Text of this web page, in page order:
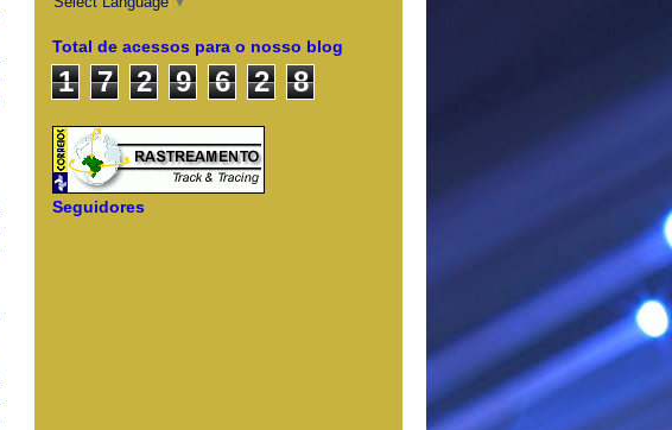
Total de acessos para o nosso blog
1 7 2 9 6 2 8
Seguidores